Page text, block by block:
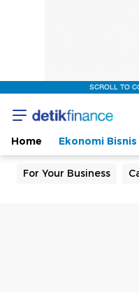
SCROLL TO
Home Ekonomi Bisnis
For Your Business